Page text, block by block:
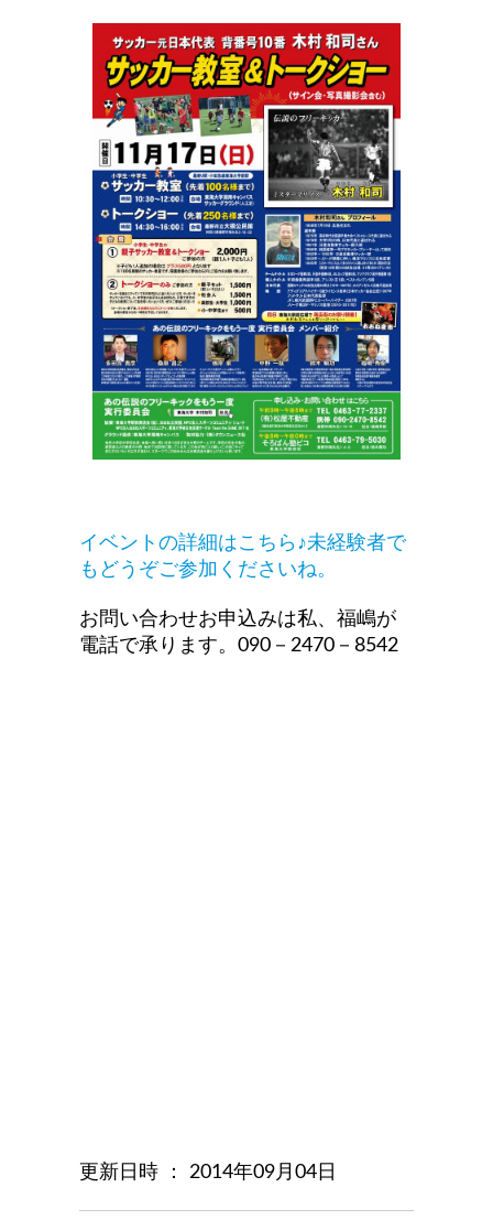
イベントの詳細はこちら♪未経験者で
もどうぞご参加くださいね。
お問い合わせお申込みは私、福嶋が
電話で承ります。090－2470－8542
更新日時 ： 2014年09月04日